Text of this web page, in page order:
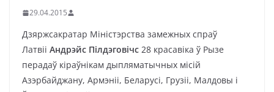
29.04.2015
Дзяржсакратар Міністэрства замежных спраў
Латвіі Андрэйс Пілдэговічс 28 красавіка ў Рызе
перадаў кіраўнікам дыпляматычных місій
Азэрбайджану, Армэніі, Беларусі, Грузіі, Малдовы і